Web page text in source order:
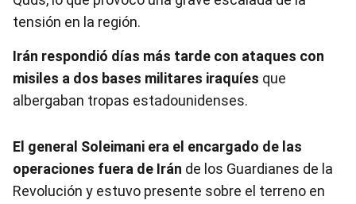
tensión en la región.
Irán respondió días más tarde con ataques con
misiles a dos bases militares iraquíes que
albergaban tropas estadounidenses.
El general Soleimani era el encargado de las
operaciones fuera de Irán de los Guardianes de la
Revolución y estuvo presente sobre el terreno en